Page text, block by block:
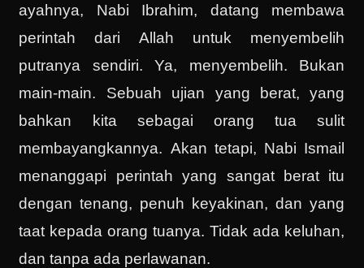
ayahnya, Nabi Ibrahim, datang membawa
perintah dari Allah untuk menyembelih
putranya sendiri. Ya, menyembelih. Bukan
main-main. Sebuah ujian yang berat, yang
bahkan kita sebagai orang tua sulit
membayangkannya. Akan tetapi, Nabi Ismail
menanggapi perintah yang sangat berat itu
dengan tenang, penuh keyakinan, dan yang
taat kepada orang tuanya. Tidak ada keluhan,
dan tanpa ada perlawanan.